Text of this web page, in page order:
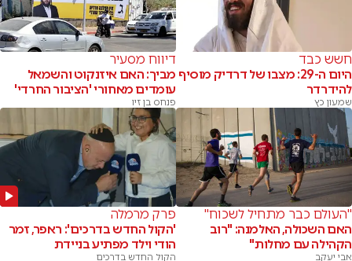
חשש כבד
היום ה-29: מצבו של דרדיק מוסיף
להידרדר
שמעון כץ
דיווח מסעיר
מביך: האם איזנקוט והשמאל
עומדים מאחורי 'הציבור החרדי'
פנחס בן זיו
"העולם כבר מתחיל לשכוח"
האם השכולה, האלמנה: "רוב
הקהילה עם מחלות"
אבי יעקב
פרק מרמלה
'הקול החדש בדרכים': ראפר, זמר
הודי וילד מפתיע בניידת
הקול החדש בדרכים